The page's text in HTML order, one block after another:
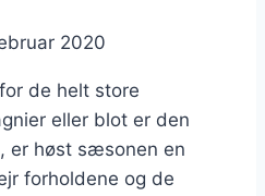
2020
de helt store
eller blot er den
er høst sæsonen en
forholdene og de